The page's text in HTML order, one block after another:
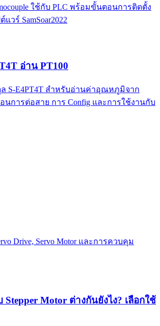
ใช้กับ PLC พร้อมขั้นตอนการติดตั้ง
วร์ SamSoar2022
อ่าน PT100
S-E4PT4T สำหรับอ่านค่าอุณหภูมิจาก
อนการต่อสาย การ Config และการใช้งานกับ
Drive, Servo Motor และการควบคุม
Stepper Motor ต่างกันยังไง? เลือกใช้